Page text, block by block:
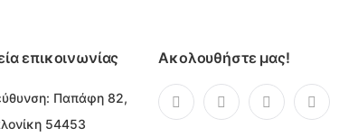
επικοινωνίας
Παπάφη 82,
54453
Ακολουθήστε μας!